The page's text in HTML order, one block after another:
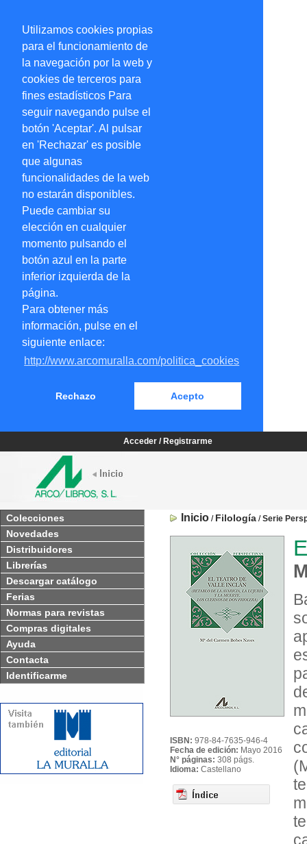
Utilizamos cookies propias
para el funcionamiento de
la navegación por la web y
cookies de terceros para
fines estadísticos Para
seguir navegando pulse el
botón 'Aceptar'. Al pulsar
en 'Rechazar' es posible
que algunas
funcionalidades de la web
no estarán disponibles.
Puede cambiar su
elección en cualquier
momento pulsando el
botón azul en la parte
inferior izquierda de la
página.
Para obtener más
información, pulse en el
siguiente enlace:
http://www.arcomuralla.com/politica_cookies
Rechazo Acepto
Acceder / Registrarme
Colecciones
Novedades
Distribuidores
Librerías
Descargar catálogo
Ferias
Normas para revistas
Compras digitales
Ayuda
Contacta
Identificarme
Inicio / Filología /Serie
ISBN: 978-84-7635-946-4
Fecha de edición: Mayo 2016
N° páginas: 308 págs.
Idioma: Castellano